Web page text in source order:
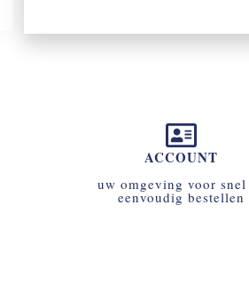
ACCOUNT
uw omgeving voor snel
eenvoudig bestellen